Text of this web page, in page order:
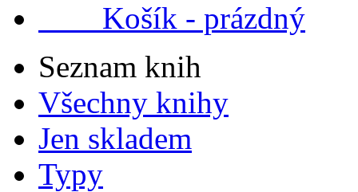
Košík - prázdný
Seznam knih
Všechny knihy
Jen skladem
Typy